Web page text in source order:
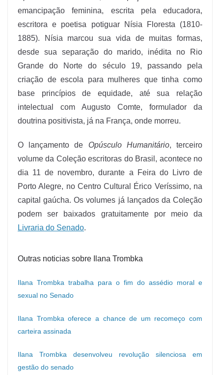
emancipação feminina, escrita pela educadora,
escritora e poetisa potiguar Nísia Floresta (1810-
1885). Nísia marcou sua vida de muitas formas,
desde sua separação do marido, inédita no Rio
Grande do Norte do século 19, passando pela
criação de escola para mulheres que tinha como
base princípios de equidade, até sua relação
intelectual com Augusto Comte, formulador da
doutrina positivista, já na França, onde morreu.
O lançamento de Opúsculo Humanitário, terceiro
volume da Coleção escritoras do Brasil, acontece no
dia 11 de novembro, durante a Feira do Livro de
Porto Alegre, no Centro Cultural Érico Veríssimo, na
capital gaúcha. Os volumes já lançados da Coleção
podem ser baixados gratuitamente por meio da
Livraria do Senado.
Outras noticias sobre Ilana Trombka
Ilana Trombka trabalha para o fim do assédio moral e
sexual no Senado
Ilana Trombka oferece a chance de um recomeço com
carteira assinada
Ilana Trombka desenvolveu revolução silenciosa em
gestão do senado